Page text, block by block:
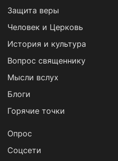
Защита веры
Человек и Церковь
История и культура
Вопрос священнику
Мысли вслух
Блоги
Горячие точки
Опрос
Cоцсети